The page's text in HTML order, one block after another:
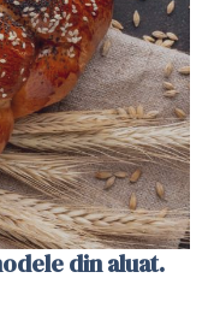
din aluat.